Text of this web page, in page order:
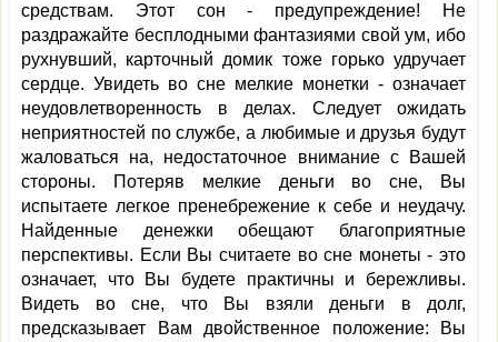
средствам. Этот сон - предупреждение! Не
раздражайте бесплодными фантазиями свой ум, ибо
рухнувший, карточный домик тоже горько удручает
сердце. Увидеть во сне мелкие монетки - означает
неудовлетворенность в делах. Следует ожидать
неприятностей по службе, а любимые и друзья будут
жаловаться на, недостаточное внимание с Вашей
стороны. Потеряв мелкие деньги во сне, Вы
испытаете легкое пренебрежение к себе и неудачу.
Найденные денежки обещают благоприятные
перспективы. Если Вы считаете во сне монеты - это
означает, что Вы будете практичны и бережливы.
Видеть во сне, что Вы взяли деньги в долг,
предсказывает Вам двойственное положение: Вы